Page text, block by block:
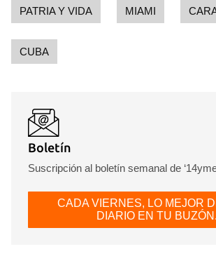
iniciar sesión con tu cuenta de
PATRIA Y VIDA MIAMI
CUBA
Boletín
Suscripción al boletín semanal de
CADA VIERNES, LO MEJOR
DIARIO EN TU BUZÓN.